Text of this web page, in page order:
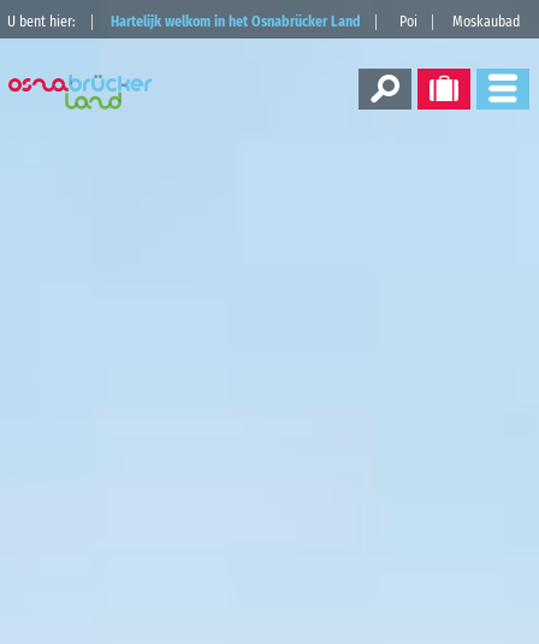
U bent hier: Hartelijk welkom in het Osnabrücker Land Poi Moskaubad